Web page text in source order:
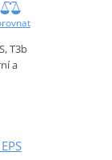
T3b
a